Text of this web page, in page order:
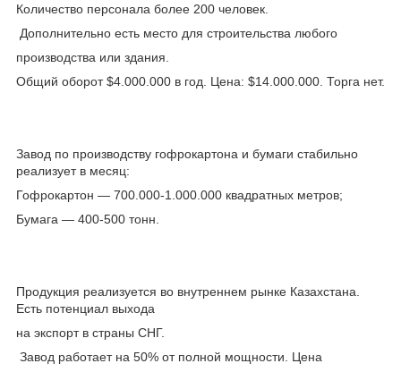
Количество персонала более 200 человек.
Дополнительно есть место для строительства любого
производства или здания.
Общий оборот $4.000.000 в год. Цена: $14.000.000. Торга нет.
Завод по производству гофрокартона и бумаги стабильно
реализует в месяц:
Гофрокартон — 700.000-1.000.000 квадратных метров;
Бумага — 400-500 тонн.
Продукция реализуется во внутреннем рынке Казахстана.
Есть потенциал выхода
на экспорт в страны СНГ.
Завод работает на 50% от полной мощности. Цена